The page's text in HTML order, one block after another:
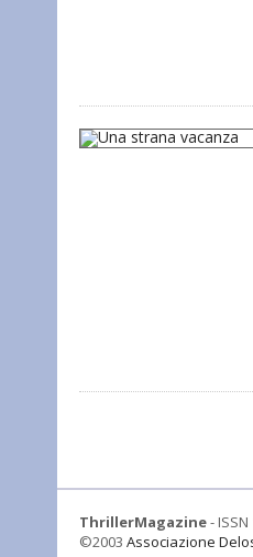
ThrillerMagazine-
©2003 Associazione